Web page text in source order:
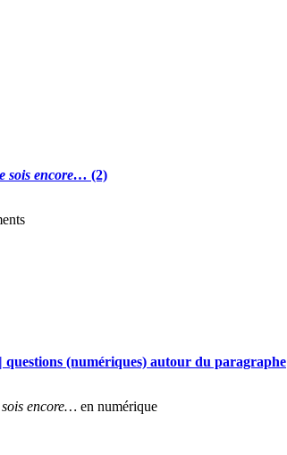
sois encore… (2)
| questions (numériques) autour du paragraphe
encore… en numérique